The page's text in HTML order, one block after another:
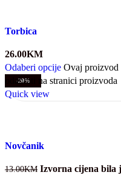
Torbica
26.00KM
Odaberi opcije Ovaj proizvod
odabrati na stranici proizvoda
Quick view
-20%
Novčanik
13.00KM Izvorna cijena bila